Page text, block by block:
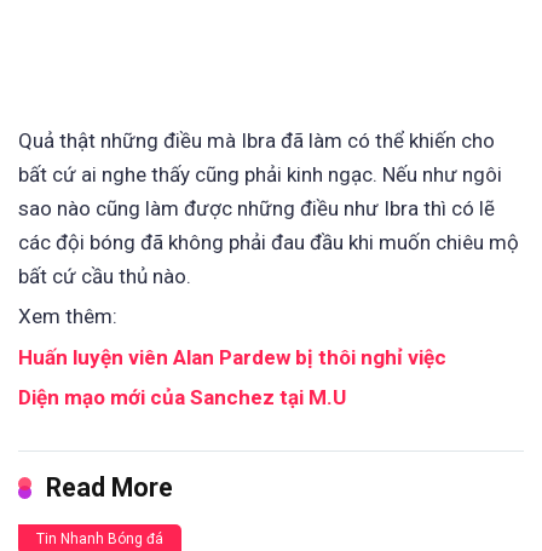
Quả thật những điều mà Ibra đã làm có thể khiến cho
bất cứ ai nghe thấy cũng phải kinh ngạc. Nếu như ngôi
sao nào cũng làm được những điều như Ibra thì có lẽ
các đội bóng đã không phải đau đầu khi muốn chiêu mộ
bất cứ cầu thủ nào.
Xem thêm:
Huấn luyện viên Alan Pardew bị thôi nghỉ việc
Diện mạo mới của Sanchez tại M.U
Read More
Tin Nhanh Bóng đá